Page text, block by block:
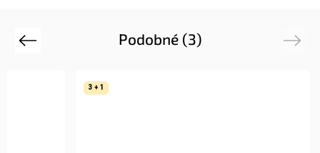
Podobné (3)
Previous
3 + 1
Next